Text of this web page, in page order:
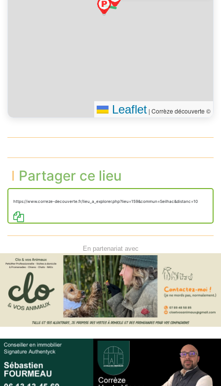
destination
Leaflet | Corrèze découverte ©
Partager ce lieu
https://www.correze-decouverte.fr/lieu_a_explorer.php?lieu=159&commun=Seilhac&distanc=10
En partenariat avec